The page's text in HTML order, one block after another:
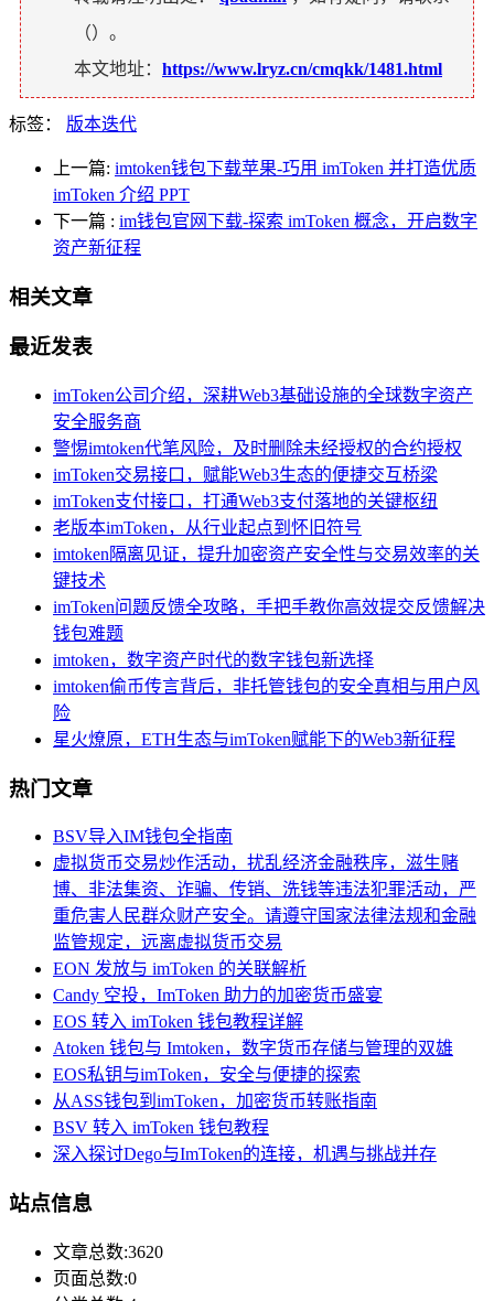
（）。
本文地址： https://www.lryz.cn/cmqkk/1481.html
标签： 版本迭代
上一篇: imtoken钱包下载苹果-巧用 imToken 并打造优质
imToken 介绍 PPT
下一篇 : im钱包官网下载-探索 imToken 概念，开启数字
资产新征程
相关文章
最近发表
imToken公司介绍，深耕Web3基础设施的全球数字资产
安全服务商
警惕imtoken代笔风险，及时删除未经授权的合约授权
imToken交易接口，赋能Web3生态的便捷交互桥梁
imToken支付接口，打通Web3支付落地的关键枢纽
老版本imToken，从行业起点到怀旧符号
imtoken隔离见证，提升加密资产安全性与交易效率的关
键技术
imToken问题反馈全攻略，手把手教你高效提交反馈解决
钱包难题
imtoken，数字资产时代的数字钱包新选择
imtoken偷币传言背后，非托管钱包的安全真相与用户风
险
星火燎原，ETH生态与imToken赋能下的Web3新征程
热门文章
BSV导入IM钱包全指南
虚拟货币交易炒作活动，扰乱经济金融秩序，滋生赌
博、非法集资、诈骗、传销、洗钱等违法犯罪活动，严
重危害人民群众财产安全。请遵守国家法律法规和金融
监管规定，远离虚拟货币交易
EON 发放与 imToken 的关联解析
Candy 空投，ImToken 助力的加密货币盛宴
EOS 转入 imToken 钱包教程详解
Atoken 钱包与 Imtoken，数字货币存储与管理的双雄
EOS私钥与imToken，安全与便捷的探索
从ASS钱包到imToken，加密货币转账指南
BSV 转入 imToken 钱包教程
深入探讨Dego与ImToken的连接，机遇与挑战并存
站点信息
文章总数:3620
页面总数:0